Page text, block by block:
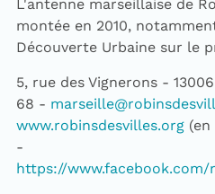
L'antenne marseillaise de
montée en 2010,
Découverte Urbaine sur le
5, rue des Vignerons -
68 -
www.robinsdesvilles.org(en
-
https://www.facebook.com/